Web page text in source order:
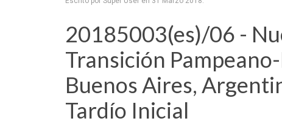
20185003(es)/06 -
Transición
Buenos Aires,
Tardío Inicial